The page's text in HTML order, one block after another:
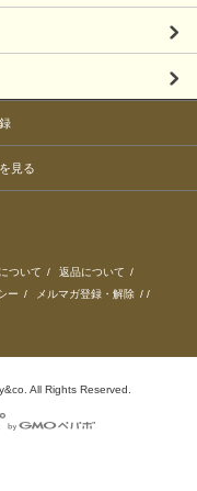
見る
ついて / 返品について /
ー / メルマガ登録・解除 / /
All Rights Reserved.